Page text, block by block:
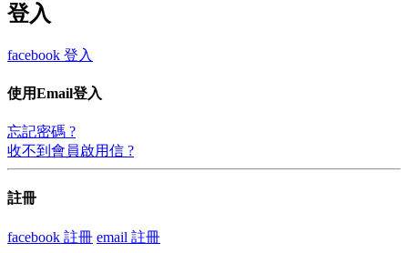
登入
facebook 登入
使用Email登入
忘記密碼 ?
收不到會員啟用信 ?
註冊
facebook 註冊 email 註冊